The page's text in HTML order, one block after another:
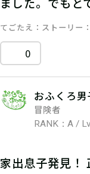
てごたえ ストーリー
0
おふくろ男
冒険者
RANK：A /
家出息子発見！